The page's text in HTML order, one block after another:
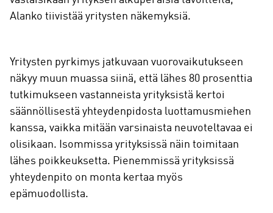
Alanko tiivistää yritysten näkemyksiä.
Yritysten pyrkimys jatkuvaan vuorovaikutukseen
näkyy muun muassa siinä, että lähes 80 prosenttia
tutkimukseen vastanneista yrityksistä kertoi
säännöllisestä yhteydenpidosta luottamusmiehen
kanssa, vaikka mitään varsinaista neuvoteltavaa ei
olisikaan. Isommissa yrityksissä näin toimitaan
lähes poikkeuksetta. Pienemmissä yrityksissä
yhteydenpito on monta kertaa myös
epämuodollista.